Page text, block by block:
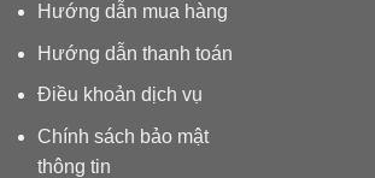
Hướng dẫn mua hàng
Hướng dẫn thanh toán
Điều khoản dịch vụ
Chính sách bảo mật
thông tin